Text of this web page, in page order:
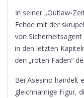
In seiner „Outlaw-
Fehde mit der
von
in den letzten
den „roten Faden“
Bei Asesino handelt
gleichnamige Figur,